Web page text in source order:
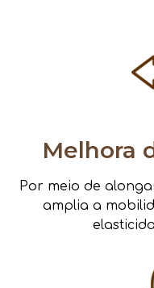
Melhora
Por meio de
amplia a